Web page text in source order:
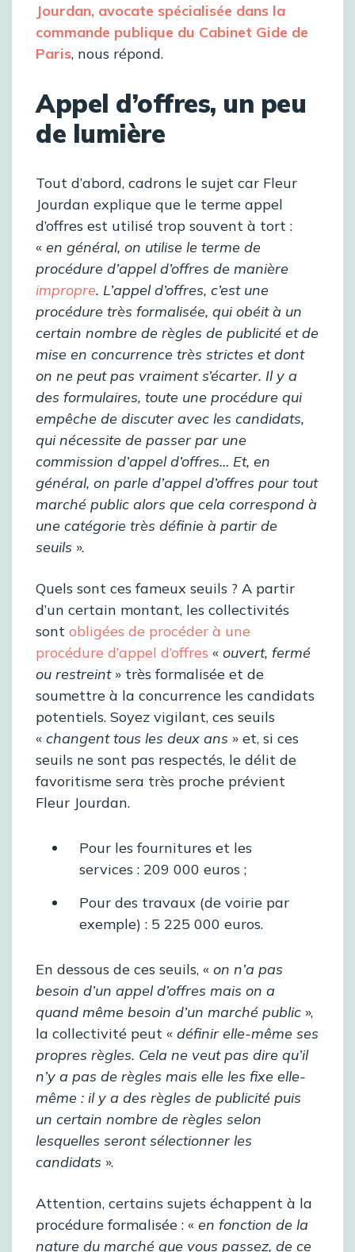
Jourdan, avocate spécialisée dans la
commande publique du Cabinet Gide de
Paris, nous répond.
Appel d’offres, un peu
de lumière
Tout d’abord, cadrons le sujet car Fleur
Jourdan explique que le terme appel
d’offres est utilisé trop souvent à tort :
« en général, on utilise le terme de
procédure d’appel d’offres de manière
impropre. L’appel d’offres, c’est une
procédure très formalisée, qui obéit à un
certain nombre de règles de publicité et de
mise en concurrence très strictes et dont
on ne peut pas vraiment s’écarter. Il y a
des formulaires, toute une procédure qui
empêche de discuter avec les candidats,
qui nécessite de passer par une
commission d’appel d’offres… Et, en
général, on parle d’appel d’offres pour tout
marché public alors que cela correspond à
une catégorie très définie à partir de
seuils ».
Quels sont ces fameux seuils ? A partir
d’un certain montant, les collectivités
sont obligées de procéder à une
procédure d’appel d’offres « ouvert, fermé
ou restreint» très formalisée et de
soumettre à la concurrence les candidats
potentiels. Soyez vigilant, ces seuils
« changent tous les deux ans » et, si ces
seuils ne sont pas respectés, le délit de
favoritisme sera très proche prévient
Fleur Jourdan.
Pour les fournitures et les
services : 209 000 euros ;
Pour des travaux (de voirie par
exemple) : 5 225 000 euros.
En dessous de ces seuils, « on n’a pas
besoin d’un appel d’offres mais on a
quand même besoin d’un marché public »,
la collectivité peut « définir elle-même ses
propres règles. Cela ne veut pas dire qu’il
n’y a pas de règles mais elle les fixe elle-
même : il y a des règles de publicité puis
un certain nombre de règles selon
lesquelles seront sélectionner les
candidats ».
Attention, certains sujets échappent à la
procédure formalisée : « en fonction de la
nature du marché que vous passez, de ce